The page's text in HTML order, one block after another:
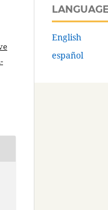
LANGUAGE
English
español